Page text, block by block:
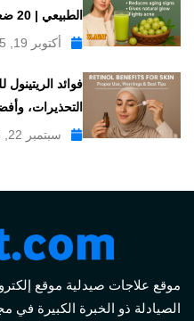
الطبيعي | 20 ضعف فيتامين سي
أكتوبر 19, 2025
فوائد
التحذيرات،
سبتمبر 22, 2025
موقع علاجات صيدلية موقع
الصيادلة ذو الخبرة الكبيرة